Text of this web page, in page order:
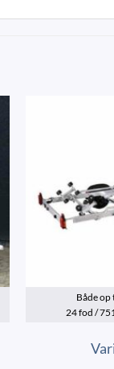
Både op
24 fod /